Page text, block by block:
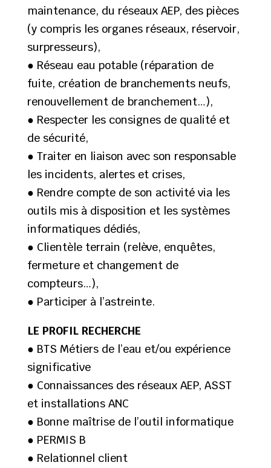
maintenance, du réseaux AEP, des pièces
(y compris les organes réseaux, réservoir,
surpresseurs),
● Réseau eau potable (réparation de
fuite, création de branchements neufs,
renouvellement de branchement…),
● Respecter les consignes de qualité et
de sécurité,
● Traiter en liaison avec son responsable
les incidents, alertes et crises,
● Rendre compte de son activité via les
outils mis à disposition et les systèmes
informatiques dédiés,
● Clientèle terrain (relève, enquêtes,
fermeture et changement de
compteurs…),
● Participer à l’astreinte.
LE PROFIL RECHERCHE
● BTS Métiers de l’eau et/ou expérience
significative
● Connaissances des réseaux AEP, ASST
et installations ANC
● Bonne maîtrise de l’outil informatique
● PERMIS B
● Relationnel client